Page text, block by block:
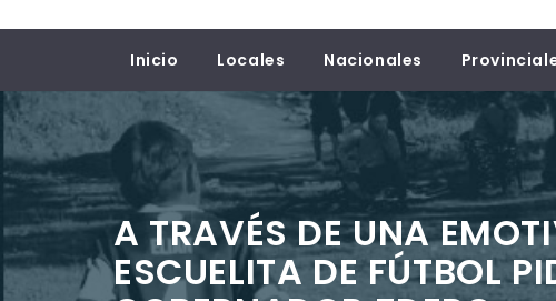
Inicio Locales Nacionales
A TRAVÉS DE UNA
ESCUELITA DE FÚTBOL